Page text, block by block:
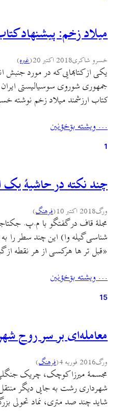
میلاد زخم: پیشنهاد
خسرو شاکری2018 اکتبر 20 (غىره)
یکی از کتابهایی که در مورد
جمهوری شوروی سوسیالیستی
کتاب ارزشمند میلاد زخم نوشته
پژوهشگر در این زمینه یک نمونه
نگاه انتقادیش…
… ويشته بۊخؤنين
1
چند نکته در حاشیهٔ یک
ورگ2018 اکتبر 10 (فرهنگ)
مجلهٔ قاف در گفتگو با م.پ.
شناسی گیله وا) این چند سطر را
«قبل تر ها هرکسی از هر نقطه
ستد و مرکز اداری…
… ويشته بۊخؤنين
15
معامله‌ای بر سر روح
ورگ2016 فوریه 4 (فرهنگ)
مجسمهٔ میرزا کوچک، چریک
شهرداری رشت به جایی دیگر
شاید چند صد متری، نماد تحولی